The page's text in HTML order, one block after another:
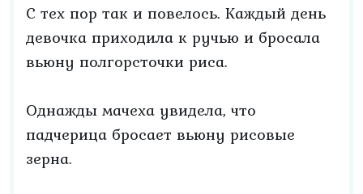
С тех пор так и повелось. Каждый день
девочка приходила к ручью и бросала
вьюну полгорсточки риса.
Однажды мачеха увидела, что
падчерица бросает вьюну рисовые
зерна.